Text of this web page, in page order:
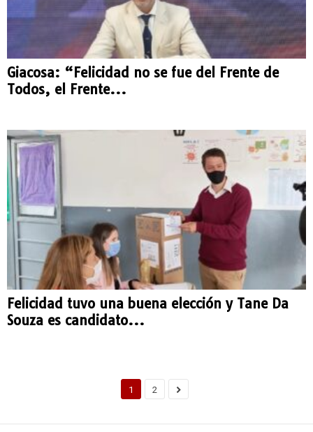
Giacosa: “Felicidad no se fue del Frente de
Todos, el Frente...
Felicidad tuvo una buena elección y Tane Da
Souza es candidato...
1 2